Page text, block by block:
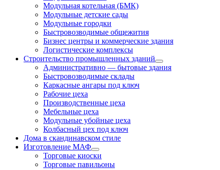
Модульная котельная (БМК)
Модульные детские сады
Модульные городки
Быстровозводимые общежития
Бизнес центры и коммерческие здания
Логистические комплексы
Строительство промышленных зданий
Административно — бытовые здания
Быстровозводимые склады
Каркасные ангары под ключ
Рабочие цеха
Производственные цеха
Мебельные цеха
Модульные убойные цеха
Колбасный цех под ключ
Дома в скандинавском стиле
Изготовление МАФ
Торговые киоски
Торговые павильоны